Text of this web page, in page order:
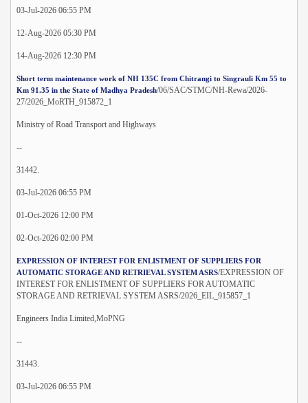
03-Jul-2026 06:55 PM
12-Aug-2026 05:30 PM
14-Aug-2026 12:30 PM
Short term maintenance work of NH 135C from Chitrangi to Singrauli Km 55 to
Km 91.35 in the State of Madhya Pradesh/06/SAC/STMC/NH-Rewa/2026-
27/2026_MoRTH_915872_1
Ministry of Road Transport and Highways
--
31442.
03-Jul-2026 06:55 PM
01-Oct-2026 12:00 PM
02-Oct-2026 02:00 PM
EXPRESSION OF INTEREST FOR ENLISTMENT OF SUPPLIERS FOR
AUTOMATIC STORAGE AND RETRIEVAL SYSTEM ASRS/EXPRESSION OF
INTEREST FOR ENLISTMENT OF SUPPLIERS FOR AUTOMATIC
STORAGE AND RETRIEVAL SYSTEM ASRS/2026_EIL_915857_1
Engineers India Limited,MoPNG
--
31443.
03-Jul-2026 06:55 PM